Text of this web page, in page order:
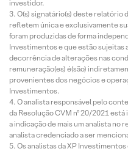
investidor.
O(s) signatário(s) deste relatório
refletem única e exclusivamente
foram produzidas de forma
Investimentos e que estão sujeitas
decorrência de alterações nas
remuneração(es) é(são)
provenientes dos negócios e
Investimentos.
O analista responsável pelo
da Resolução CVM nº 20/2021
a indicação de mais um analista no
analista credenciado a ser
Os analistas da XP